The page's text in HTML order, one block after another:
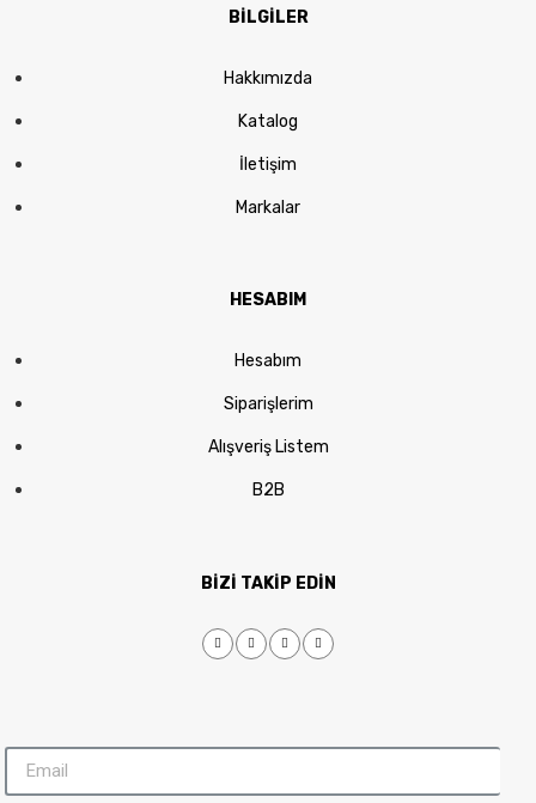
BİLGİLER
Hakkımızda
Katalog
İletişim
Markalar
HESABIM
Hesabım
Siparişlerim
Alışveriş Listem
B2B
BİZİ TAKİP EDİN